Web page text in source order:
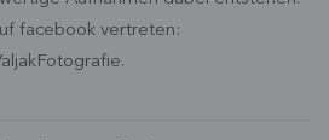
facebook vertreten: